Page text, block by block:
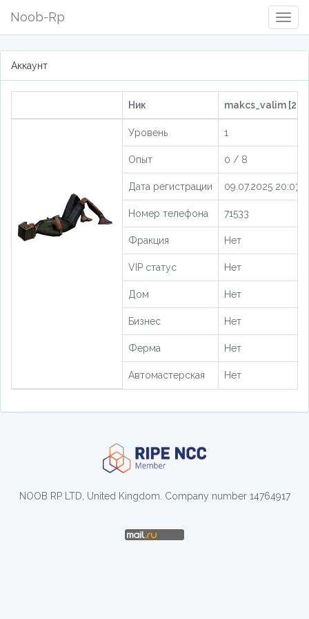
Noob-Rp
Аккаунт
Ник makcs_valim
Уровень 1
Опыт 0 / 8
Дата регистрации 09.07.2025
Номер телефона 71533
Фракция Нет
VIP статус Нет
Дом Нет
Бизнес Нет
Ферма Нет
Автомастерская Нет
NOOB RP LTD, United Kingdom. Company number 14764917